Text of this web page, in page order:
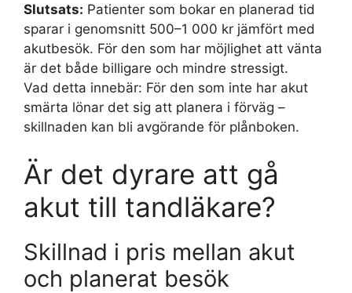
Slutsats: Patienter som bokar en planerad tid
sparar i genomsnitt 500–1 000 kr jämfört med
akutbesök. För den som har möjlighet att vänta
är det både billigare och mindre stressigt.
Vad detta innebär: För den som inte har akut
smärta lönar det sig att planera i förväg –
skillnaden kan bli avgörande för plånboken.
Är det dyrare att gå
akut till tandläkare?
Skillnad i pris mellan akut
och planerat besök